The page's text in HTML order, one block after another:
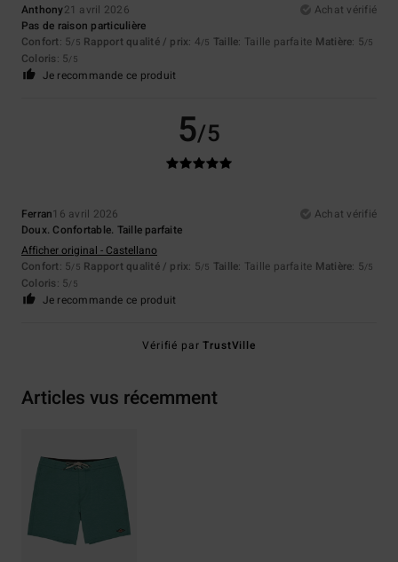
Anthony21 avril 2026
Achat vérifié
Pas de raison particulière
Confort: 5/5 Rapport qualité / prix: 4/5 Taille: Taille parfaite Matière: 5/5
Coloris: 5/5
Je recommande ce produit
5/5
Ferran16 avril 2026
Achat vérifié
Doux. Confortable. Taille parfaite
Afficher original - Castellano
Confort: 5/5 Rapport qualité / prix: 5/5 Taille: Taille parfaite Matière: 5/5
Coloris: 5/5
Je recommande ce produit
Vérifié parTrustVille
Articles vus récemment